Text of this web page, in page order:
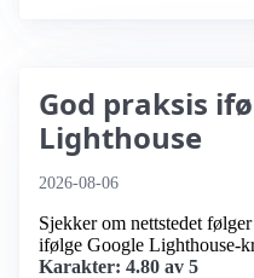
God praksis
Lighthouse
2026-08-06
Sjekker om nettstedet
ifølge Google Lighthouse-
Karakter: 4.80 av 5